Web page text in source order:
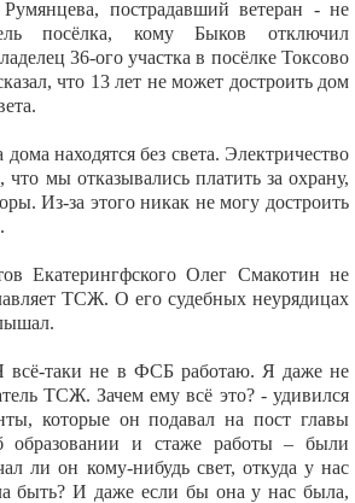
пострадавший ветеран - не
посёлка, кому Быков отключил
36-ого участка в посёлке Токсово
что 13 лет не может достроить дом
находятся без света. Электричество
что мы отказывались платить за охрану,
Из-за этого никак не могу достроить
Екатерингфского Олег Смакотин не
ТСЖ. О его судебных неурядицах
всё-таки не в ФСБ работаю. Я даже не
ТСЖ. Зачем ему всё это? - удивился
которые он подавал на пост главы
образовании и стаже работы – были
ли он кому-нибудь свет, откуда у нас
быть? И даже если бы она у нас была,